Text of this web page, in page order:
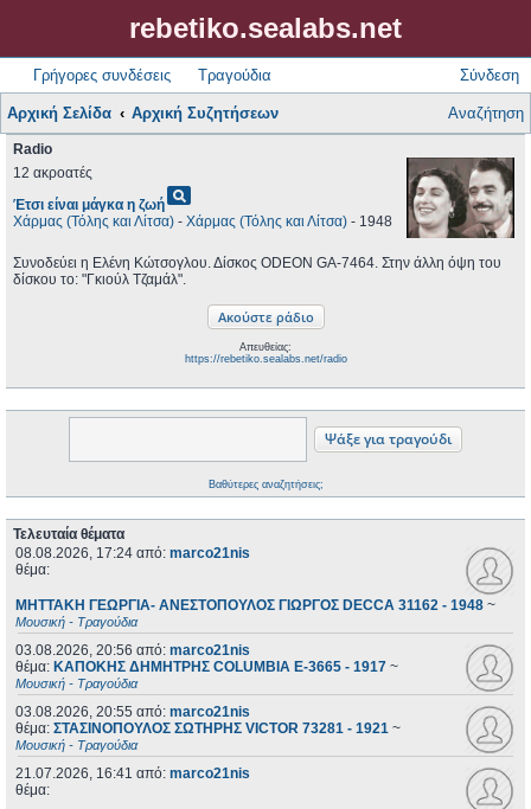
rebetiko.sealabs.net
Γρήγορες συνδέσεις Τραγούδια Σύνδεση
Αρχική Σελίδα Αρχική Συζητήσεων Αναζήτηση
Radio
12 ακροατές
Έτσι είναι μάγκα η ζωήpageview
Χάρμας (Τόλης και Λίτσα) - Χάρμας (Τόλης και Λίτσα) - 1948
Συνοδεύει η Ελένη Κώτσογλου. Δίσκος ODEON GA-7464. Στην άλλη όψη του
δίσκου το: "Γκιούλ Τζαμάλ".
Απευθείας:
https://rebetiko.sealabs.net/radio
Βαθύτερες αναζητήσεις;
Τελευταία θέματα
08.08.2026, 17:24 από: marco21nis
θέμα:
ΜΗΤΤΑΚΗ ΓΕΩΡΓΙΑ- ΑΝΕΣΤΟΠΟΥΛΟΣ ΓΙΩΡΓΟΣ DECCA 31162 - 1948 ~
Μουσική - Τραγούδια
03.08.2026, 20:56 από: marco21nis
θέμα: ΚΑΠΟΚΗΣ ΔΗΜΗΤΡΗΣ COLUMBIA E-3665 - 1917 ~
Μουσική - Τραγούδια
03.08.2026, 20:55 από: marco21nis
θέμα: ΣΤΑΣΙΝΟΠΟΥΛΟΣ ΣΩΤΗΡΗΣ VICTOR 73281 - 1921 ~
Μουσική - Τραγούδια
21.07.2026, 16:41 από: marco21nis
θέμα: